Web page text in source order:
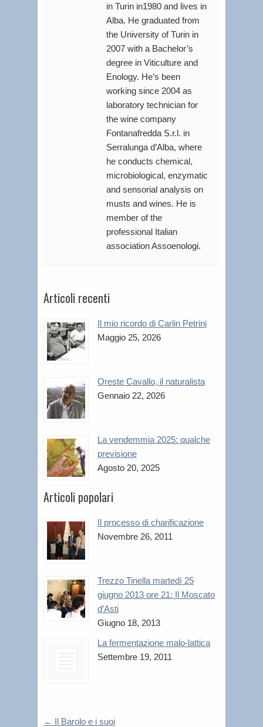
in Turin in1980 and lives in
Alba. He graduated from
the University of Turin in
2007 with a Bachelor’s
degree in Viticulture and
Enology. He’s been
working since 2004 as
laboratory technician for
the wine company
Fontanafredda S.r.l. in
Serralunga d’Alba, where
he conducts chemical,
microbiological, enzymatic
and sensorial analysis on
musts and wines. He is
member of the
professional Italian
association Assoenologi.
Articoli recenti
Il mio ricordo di Carlin Petrini
Maggio 25, 2026
Oreste Cavallo, il naturalista
Gennaio 22, 2026
La vendemmia 2025: qualche
previsione
Agosto 20, 2025
Articoli popolari
Il processo di charificazione
Novembre 26, 2011
Trezzo Tinella martedì 25
giugno 2013 ore 21: Il Moscato
d’Asti
Giugno 18, 2013
La fermentazione malo-lattica
Settembre 19, 2011
← Il Barolo e i suoi